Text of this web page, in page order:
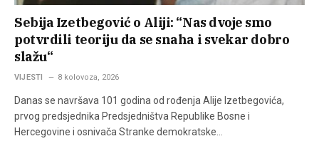
Sebija Izetbegović o Aliji: “Nas dvoje smo
potvrdili teoriju da se snaha i svekar dobro
slažu“
VIJESTI 8 kolovoza, 2026
Danas se navršava 101 godina od rođenja Alije Izetbegovića,
prvog predsjednika Predsjedništva Republike Bosne i
Hercegovine i osnivača Stranke demokratske…